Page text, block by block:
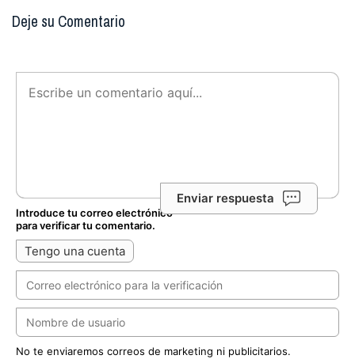
Deje su Comentario
Enviar respuesta
Introduce tu correo electrónico
para verificar tu comentario.
Tengo una cuenta
No te enviaremos correos de marketing ni publicitarios.